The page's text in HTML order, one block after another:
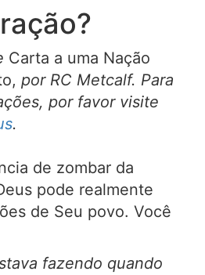
Carta a uma Nação
por RC Metcalf. Para
por favor visite
.
de zombar da
pode realmente
de Seu povo. Você
fazendo quando